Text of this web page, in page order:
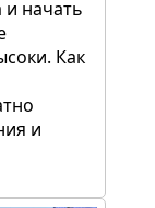
и начать
Как
и